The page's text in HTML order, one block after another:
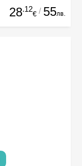
28.12
€ / 55лв.